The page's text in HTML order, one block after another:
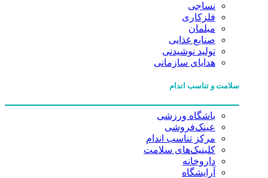
نساجی
فلزکاری
مبلمان
صنایع غذایی
تولید نوشیدنی
هدایای سازمانی
سلامت و تناسب اندام
باشگاه ورزشی
عینک‌فروشی
مرکز تناسب اندام
کلینیک‌های سلامت
داروخانه
آرایشگاه